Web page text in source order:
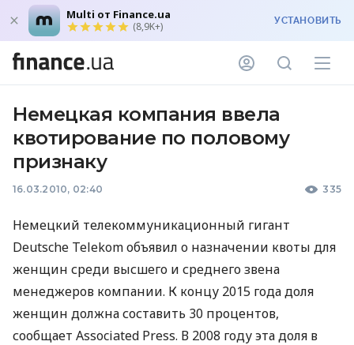
Multi от Finance.ua
(8,9K+) УСТАНОВИТЬ
Немецкая компания ввела
квотирование по половому
признаку
16.03.2010, 02:40 335
Немецкий телекоммуникационный гигант
Deutsche Telekom объявил о назначении квоты для
женщин среди высшего и среднего звена
менеджеров компании. К концу 2015 года доля
женщин должна составить 30 процентов,
сообщает Associated Press. В 2008 году эта доля в